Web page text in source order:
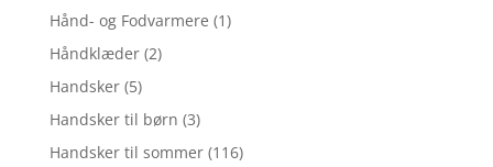
Hånd- og Fodvarmere (1)
Håndklæder (2)
Handsker (5)
Handsker til børn (3)
Handsker til sommer (116)